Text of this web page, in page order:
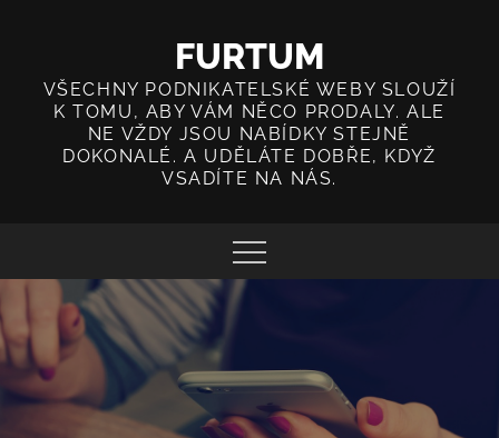
content
FURTUM
VŠECHNY PODNIKATELSKÉ WEBY SLOUŽÍ
K TOMU, ABY VÁM NĚCO PRODALY. ALE
NE VŽDY JSOU NABÍDKY STEJNĚ
DOKONALÉ. A UDĚLÁTE DOBŘE, KDYŽ
VSADÍTE NA NÁS.